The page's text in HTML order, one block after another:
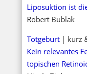
Liposuktion ist
Robert Bublak
Totgeburt| kurz
Kein relevantes
topischen